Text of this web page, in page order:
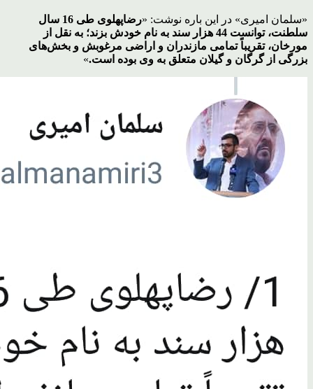
«سلمان امیری» در این باره نوشت: «
رضاپهلوی طی 16 سال
سلطنت، توانست 44 هزار سند به نام خودش بزند؛ به نقل از
مورخان، تقریباً تمامی مازندران و اراضی مرغوبش و بخش‌های
بزرگی از گرگان و گیلان متعلق به وی بوده است.»